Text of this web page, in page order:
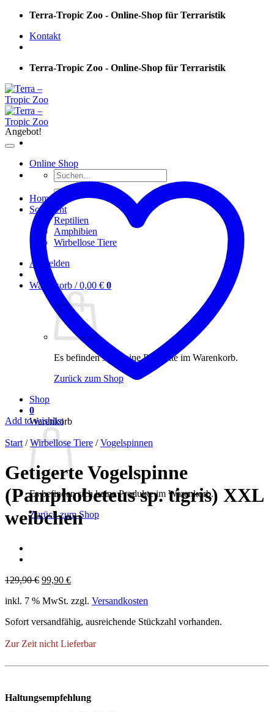
Skip
content
Terra-Tropic Zoo - Online-Shop für Terraristik
Kontakt
Terra-Tropic Zoo - Online-Shop für Terraristik
Online Shop
Suchen
nach:
Home
Sortiment
Reptilien
Amphibien
Wirbellose Tiere
Anmelden
Warenkorb /0,00 € 0
Es befinden sich keine Produkte im Warenkorb.
Zurück zum Shop
Shop
0
Warenkorb
Es befinden sich keine Produkte im Warenkorb.
Zurück zum Shop
Angebot!
Add to wishlist
Start / Wirbellose Tiere / Vogelspinnen
Getigerte Vogelspinne
(Pamphobeteus sp. tigris) XXL
weibchen
129,90€ Ursprünglicher
war:
99,90 €Aktueller
ist:
inkl. 7 % MwSt. zzgl. Versandkosten
Sofort versandfähig, ausreichende Stückzahl vorhanden.
Zur Zeit nicht Lieferbar
Haltungsempfehlung